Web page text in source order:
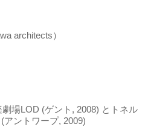
architects）
場LOD (ゲント, 2008) とトネル
アントワープ, 2009)